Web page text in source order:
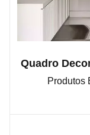
Quadro
Produtos